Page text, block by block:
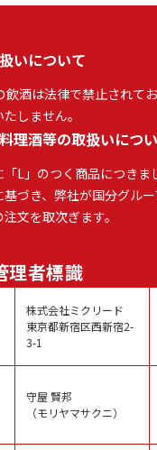
いについて
飲酒は法律で禁止されて
しません。
理酒等の取扱いにつ
「L」のつく商品につきま
づき、弊社が国分グル
文を取次ぎます。
理者標識
株式会社ミクリード
東京都新宿区西新宿2-
3-1
守屋 賢邦
（モリヤマサクニ）